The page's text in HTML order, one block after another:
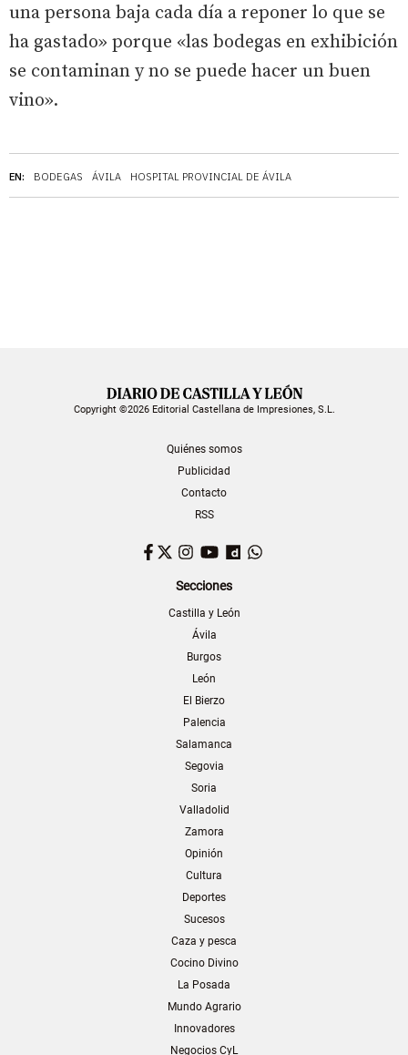
EN: BODEGAS ÁVILA HOSPITAL PROVINCIAL DE ÁVILA
una persona baja cada día a reponer lo que se
ha gastado» porque «las bodegas en exhibición
se contaminan y no se puede hacer un buen
vino».
Copyright ©2026 Editorial Castellana de Impresiones, S.L.
Quiénes somos
Publicidad
Contacto
RSS
Facebook
TwitterInstagram
YouTubeDailymotion
Secciones
Castilla y León
Ávila
Burgos
León
El Bierzo
Palencia
Salamanca
Segovia
Soria
Valladolid
Zamora
Opinión
Cultura
Deportes
Sucesos
Caza y pesca
Cocino Divino
La Posada
Mundo Agrario
Innovadores
Negocios CyL